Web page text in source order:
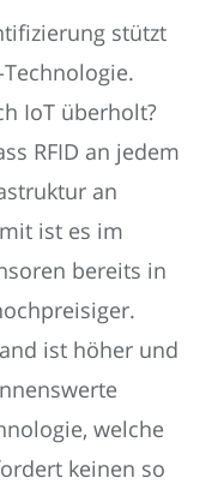
stützt
IoT überholt?
RFID an jedem
an
ist es im
bereits in
ist höher und
welche
keinen so